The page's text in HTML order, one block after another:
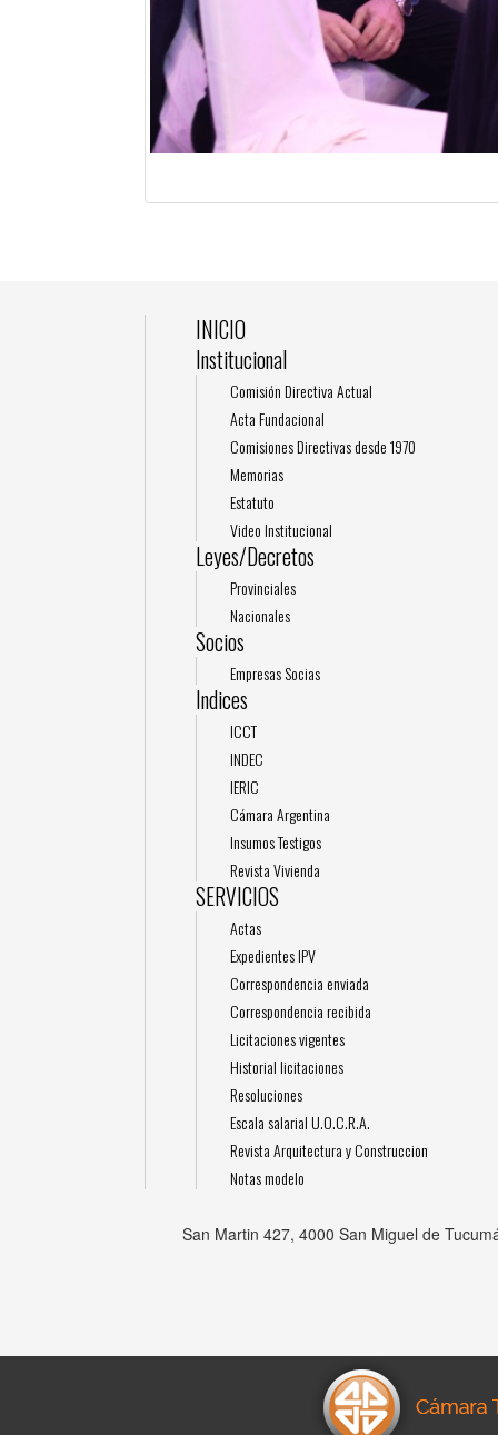
INICIO
Institucional
Comisión Directiva Actual
Acta Fundacional
Comisiones Directivas desde 1970
Memorias
Estatuto
Video Institucional
Leyes/Decretos
Provinciales
Nacionales
Socios
Empresas Socias
Indices
ICCT
INDEC
IERIC
Cámara Argentina
Insumos Testigos
Revista Vivienda
SERVICIOS
Actas
Expedientes IPV
Correspondencia enviada
Correspondencia recibida
Licitaciones vigentes
Historial licitaciones
Resoluciones
Escala salarial U.O.C.R.A.
Revista Arquitectura y Construccion
Notas modelo
San Martin 427, 4000 San Miguel de